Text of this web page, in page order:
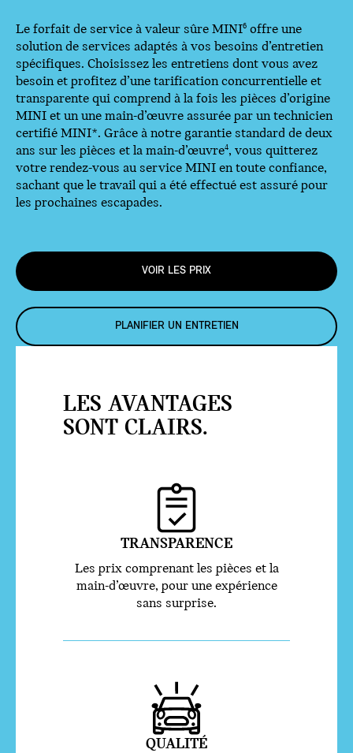
Le forfait de service à valeur sûre MINI6 offre une
solution de services adaptés à vos besoins d’entretien
spécifiques. Choisissez les entretiens dont vous avez
besoin et profitez d’une tarification concurrentielle et
transparente qui comprend à la fois les pièces d’origine
MINI et un une main-d’œuvre assurée par un technicien
certifié MINI*. Grâce à notre garantie standard de deux
ans sur les pièces et la main-d’œuvre4, vous quitterez
votre rendez-vous au service MINI en toute confiance,
sachant que le travail qui a été effectué est assuré pour
les prochaines escapades.
VOIR LES PRIX
PLANIFIER UN ENTRETIEN
LES AVANTAGES
SONT CLAIRS.
TRANSPARENCE
Les prix comprenant les pièces et la
main-d’œuvre, pour une expérience
sans surprise.
QUALITÉ